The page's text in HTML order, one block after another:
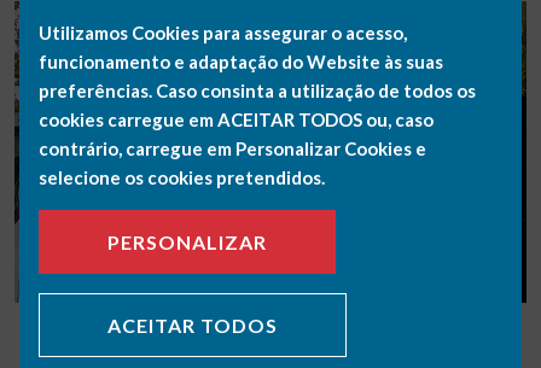
Utilizamos Cookies para assegurar o acesso,
funcionamento e adaptação do Website às suas
preferências. Caso consinta a utilização de todos os
cookies carregue em ACEITAR TODOS ou, caso
contrário, carregue em Personalizar Cookies e
selecione os cookies pretendidos.
PERSONALIZAR
ACEITAR TODOS